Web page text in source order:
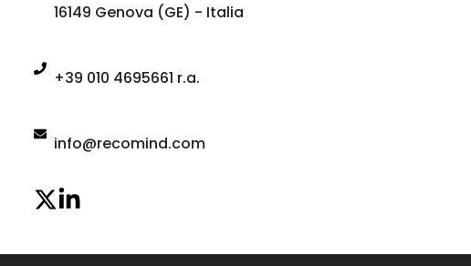
16149 Genova (GE) - Italia
+39 010 4695661 r.a.
info@recomind.com